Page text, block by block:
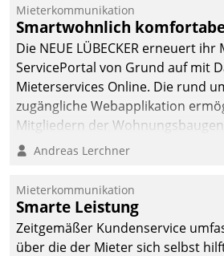
Mitteilungen zum
Heizungs- und
Wasserverbrauch gehen
automatisiert, vollständig
und auf Wunsch über
mehrere zuvor
Kommunikationswege bei
Mieterkommunikation
Smartwohnlich
Die NEUE LÜBECKER erneuert
ServicePortal von Grund auf mit
Mieterservices Online. Die rund
zugängliche Webapplikation
Mitgliedern der
Kontaktaufnahme per
Andreas Lerchner
Mieterkommunikation
Smarte Leistung
Zeitgemäßer Kundenservice
über die der Mieter sich selbst